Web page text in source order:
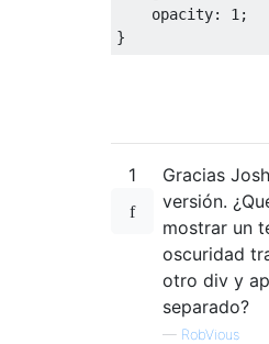
    opacity
: 1 ;
}
1
Gracias
versión.
mostrar un
oscuridad
otro div y
separado?
— RobVious